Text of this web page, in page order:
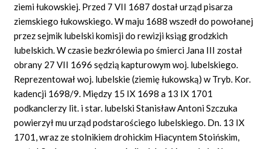
ziemi łukowskiej. Przed 7 VII 1687 dostał urząd pisarza
ziemskiego łukowskiego. W maju 1688 wszedł do powołanej
przez sejmik lubelski komisji do rewizji ksiąg grodzkich
lubelskich. W czasie bezkrólewia po śmierci Jana III został
obrany 27 VII 1696 sędzią kapturowym woj. lubelskiego.
Reprezentował woj. lubelskie (ziemię łukowską) w Tryb. Kor.
kadencji 1698/9. Między 15 IX 1698 a 13 IX 1701
podkanclerzy lit. i star. lubelski Stanisław Antoni Szczuka
powierzył mu urząd podstarościego lubelskiego. Dn. 13 IX
1701, wraz ze stolnikiem drohickim Hiacyntem Stoińskim,